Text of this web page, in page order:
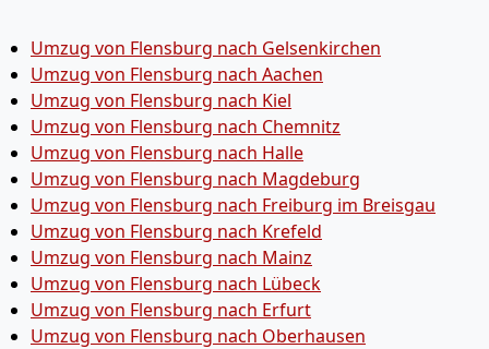
Umzug von Flensburg nach Gelsenkirchen
Umzug von Flensburg nach Aachen
Umzug von Flensburg nach Kiel
Umzug von Flensburg nach Chemnitz
Umzug von Flensburg nach Halle
Umzug von Flensburg nach Magdeburg
Umzug von Flensburg nach Freiburg im Breisgau
Umzug von Flensburg nach Krefeld
Umzug von Flensburg nach Mainz
Umzug von Flensburg nach Lübeck
Umzug von Flensburg nach Erfurt
Umzug von Flensburg nach Oberhausen